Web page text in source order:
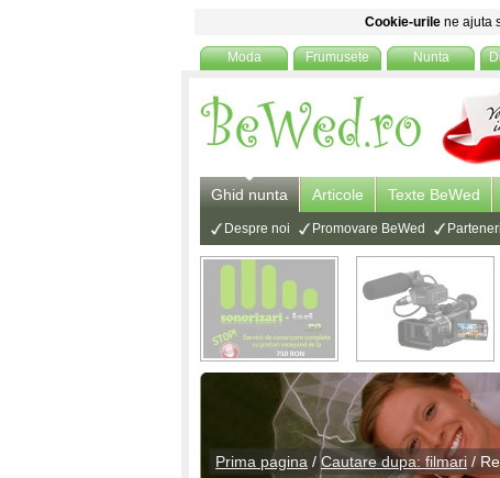
Cookie-urile ne ajuta
Moda Frumusete Nunta
Ghid nunta Articole Texte BeWed
Despre noi Promovare BeWed Parteneri
Prima pagina /Cautare dupa: filmari /